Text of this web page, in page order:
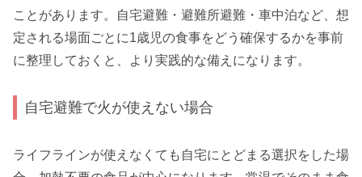
ことがあります。自宅避難・避難所避難・車中泊など、想
定される場面ごとに1歳児の食事をどう確保するかを事前
に整理しておくと、より実践的な備えになります。
自宅避難で火が使えない場合
ライフラインが使えなくても自宅にとどまる選択をした場